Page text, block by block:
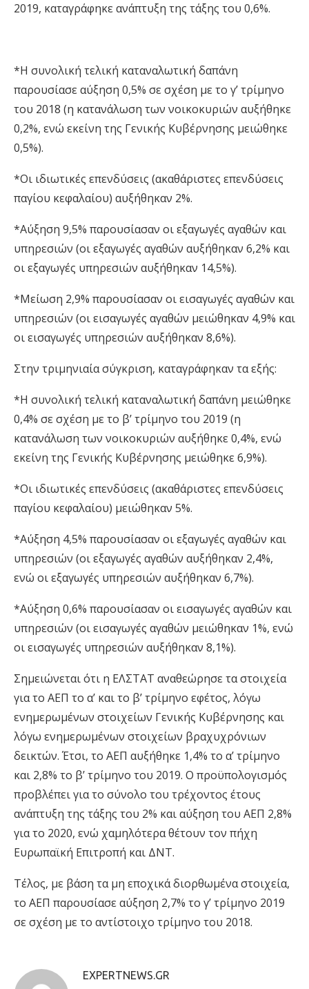
2019, καταγράφηκε ανάπτυξη της τάξης του 0,6%.
*Η συνολική τελική καταναλωτική δαπάνη
παρουσίασε αύξηση 0,5% σε σχέση με το γ’ τρίμηνο
του 2018 (η κατανάλωση των νοικοκυριών αυξήθηκε
0,2%, ενώ εκείνη της Γενικής Κυβέρνησης μειώθηκε
0,5%).
*Οι ιδιωτικές επενδύσεις (ακαθάριστες επενδύσεις
παγίου κεφαλαίου) αυξήθηκαν 2%.
*Αύξηση 9,5% παρουσίασαν οι εξαγωγές αγαθών και
υπηρεσιών (οι εξαγωγές αγαθών αυξήθηκαν 6,2% και
οι εξαγωγές υπηρεσιών αυξήθηκαν 14,5%).
*Μείωση 2,9% παρουσίασαν οι εισαγωγές αγαθών και
υπηρεσιών (οι εισαγωγές αγαθών μειώθηκαν 4,9% και
οι εισαγωγές υπηρεσιών αυξήθηκαν 8,6%).
Στην τριμηνιαία σύγκριση, καταγράφηκαν τα εξής:
*Η συνολική τελική καταναλωτική δαπάνη μειώθηκε
0,4% σε σχέση με το β’ τρίμηνο του 2019 (η
κατανάλωση των νοικοκυριών αυξήθηκε 0,4%, ενώ
εκείνη της Γενικής Κυβέρνησης μειώθηκε 6,9%).
*Οι ιδιωτικές επενδύσεις (ακαθάριστες επενδύσεις
παγίου κεφαλαίου) μειώθηκαν 5%.
*Αύξηση 4,5% παρουσίασαν οι εξαγωγές αγαθών και
υπηρεσιών (οι εξαγωγές αγαθών αυξήθηκαν 2,4%,
ενώ οι εξαγωγές υπηρεσιών αυξήθηκαν 6,7%).
*Αύξηση 0,6% παρουσίασαν οι εισαγωγές αγαθών και
υπηρεσιών (οι εισαγωγές αγαθών μειώθηκαν 1%, ενώ
οι εισαγωγές υπηρεσιών αυξήθηκαν 8,1%).
Σημειώνεται ότι η ΕΛΣΤΑΤ αναθεώρησε τα στοιχεία
για το ΑΕΠ το α’ και το β’ τρίμηνο εφέτος, λόγω
ενημερωμένων στοιχείων Γενικής Κυβέρνησης και
λόγω ενημερωμένων στοιχείων βραχυχρόνιων
δεικτών. Έτσι, το ΑΕΠ αυξήθηκε 1,4% το α’ τρίμηνο
και 2,8% το β’ τρίμηνο του 2019. Ο προϋπολογισμός
προβλέπει για το σύνολο του τρέχοντος έτους
ανάπτυξη της τάξης του 2% και αύξηση του ΑΕΠ 2,8%
για το 2020, ενώ χαμηλότερα θέτουν τον πήχη
Ευρωπαϊκή Επιτροπή και ΔΝΤ.
Τέλος, με βάση τα μη εποχικά διορθωμένα στοιχεία,
το ΑΕΠ παρουσίασε αύξηση 2,7% το γ’ τρίμηνο 2019
σε σχέση με το αντίστοιχο τρίμηνο του 2018.
EXPERTNEWS.GR